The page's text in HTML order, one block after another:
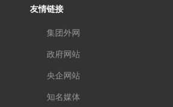
友情链接
集团外网
政府网站
央企网站
知名媒体